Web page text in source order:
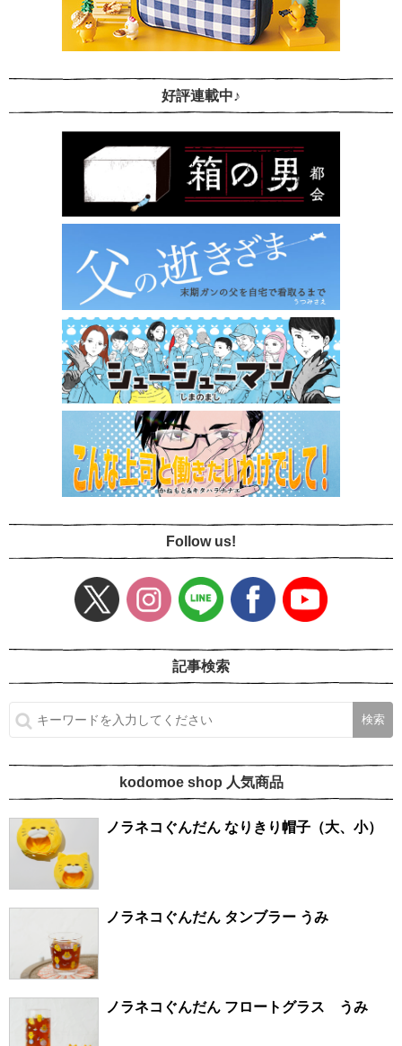
好評連載中♪
Follow us!
記事検索
kodomoe shop 人気商品
ノラネコぐんだん なりきり帽子（大、小）
ノラネコぐんだん タンブラー うみ
ノラネコぐんだん フロートグラス うみ